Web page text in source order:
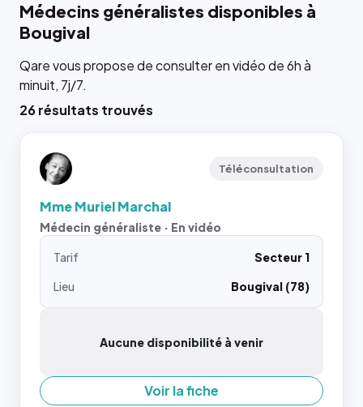
Médecins généralistes disponibles à
Bougival
Qare vous propose de consulter en vidéo de 6h à
minuit, 7j/7.
26 résultats trouvés
Téléconsultation
Mme Muriel Marchal
Médecin généraliste · En vidéo
Tarif
Secteur 1
Lieu
Bougival (78)
Aucune disponibilité à venir
Voir la fiche